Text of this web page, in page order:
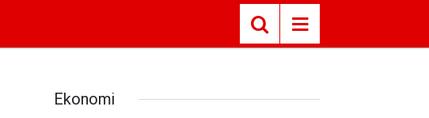
Ekonomi